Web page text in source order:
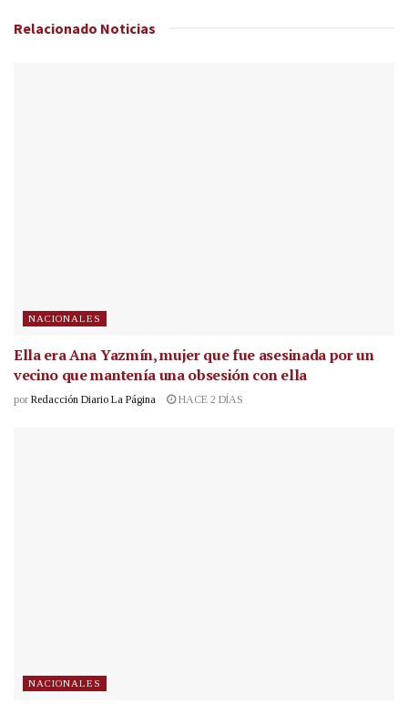
Relacionado Noticias
NACIONALES
Ella era Ana Yazmín, mujer que fue asesinada por un
vecino que mantenía una obsesión con ella
por Redacción Diario La Página HACE 2 DÍAS
NACIONALES